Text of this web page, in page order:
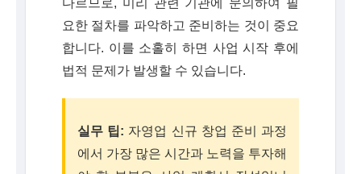
다르므로, 미리 관련 기관에 문의하여 필
요한 절차를 파악하고 준비하는 것이 중요
합니다. 이를 소홀히 하면 사업 시작 후에
법적 문제가 발생할 수 있습니다.
실무 팁: 자영업 신규 창업 준비 과정
에서 가장 많은 시간과 노력을 투자해